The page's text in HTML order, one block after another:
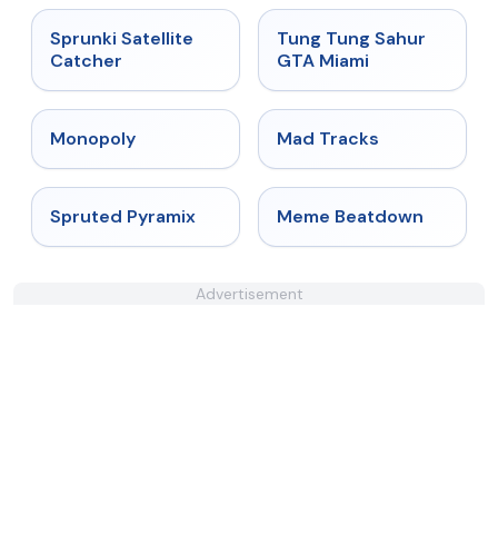
★ 4.4
Sprunki Satellite
Catcher
★ 4.5
Tung Tung Sahur
GTA Miami
Monopoly Mad Tracks
★ 4.9
Spruted Pyramix ★ 4.4
Meme Beatdown
Advertisement